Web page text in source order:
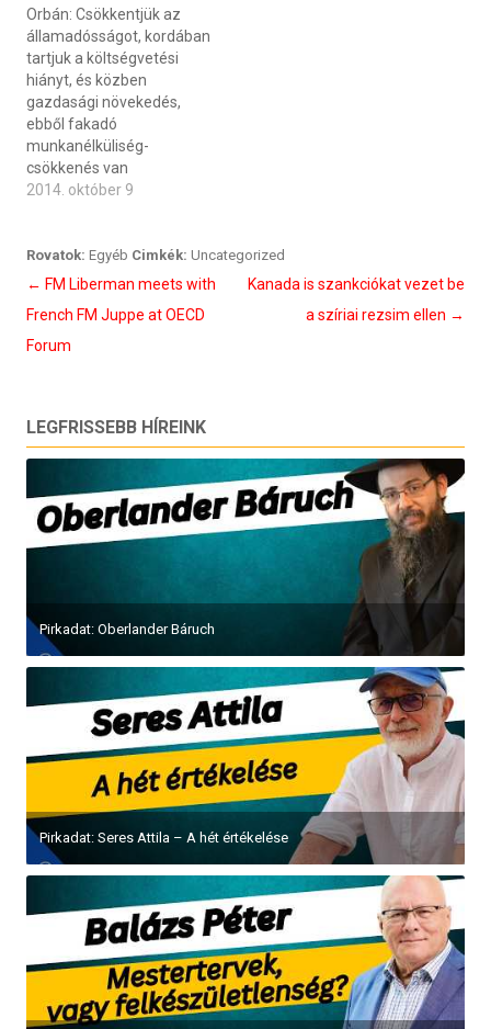
Orbán: Csökkentjük az
államadósságot, kordában
tartjuk a költségvetési
hiányt, és közben
gazdasági növekedés,
ebből fakadó
munkanélküliség-
csökkenés van
2014. október 9
Rovatok: Egyéb Cimkék: Uncategorized
Bejegyzés
navigáció
← FM Liberman meets with
French FM Juppe at OECD
Forum
Kanada is szankciókat vezet be
a szíriai rezsim ellen →
LEGFRISSEBB HÍREINK
Pirkadat: Oberlander Báruch
Pirkadat: Seres Attila – A hét értékelése